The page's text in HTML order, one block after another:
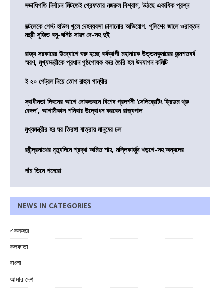
সভাধিপতি নির্বাচন মিটতেই গ্রেফতার নজরুল বিশ্বাস, উঠছে একাধিক প্রশ্ন
সল্টলেকে গেস্ট হাউস খুলে দেহব্যবসা চালানোর অভিযোগ, পুলিশের জালে ও্রাক্তন
মন্ত্রী সুজিত বসু-ঘনিষ্ঠ সায়ন দে-সহ দুই
রাজ্য সরকারের উদ্যোগে শুরু হচ্ছে বর্ষব্যাপী মহানায়ক উত্তমকুমারের জন্মশতবর্ষ
স্মরণ, মুখ্যমন্ত্রীকে প্রধান পৃষ্ঠপোষক করে তৈরি হল উদযাপন কমিটি
ই ২০ পেট্রল নিয়ে তোপ রাহুল গান্ধীর
স্বাধীনতা দিবসের আগে লোকভবনে বিশেষ প্রদর্শনী ‘সেলিব্রেটিং ফ্রিডম থ্রু
বেঙ্গল’, আগামীকাল শনিবার উদ্বোধন করবেন রাজ্যপাল
মুখ্যমন্ত্রীর হর ঘর তিরঙ্গা যাত্রায় মানুষের ঢল
রবীন্দ্রনাথের মৃত্যুদিনে শ্রদ্ধা অমিত শাহ, মল্লিকার্জুন খড়গে-সহ অন্যদের
পাঁচ তিনে পনেরো
NEWS IN CATEGORIES
একনজরে
কলকাতা
বাংলা
আমার দেশ